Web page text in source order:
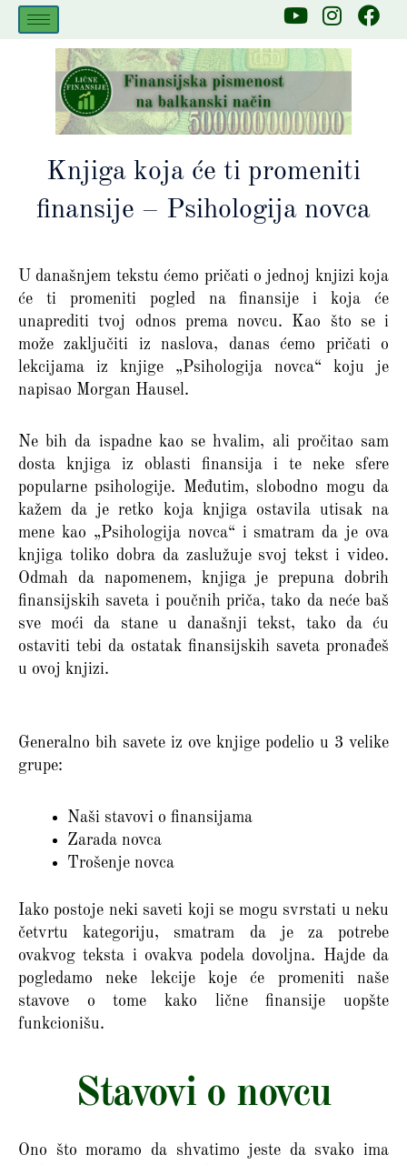
Skip
Y
u
b
I
s
g
a
F
Knjiga koja će ti promeniti
finansije – Psihologija novca
U današnjem tekstu ćemo pričati o jednoj knjizi koja
će ti promeniti pogled na finansije i koja će
unaprediti tvoj odnos prema novcu. Kao što se i
može zaključiti iz naslova, danas ćemo pričati o
lekcijama iz knjige „Psihologija novca“ koju je
napisao Morgan Hausel.
Ne bih da ispadne kao se hvalim, ali pročitao sam
dosta knjiga iz oblasti finansija i te neke sfere
popularne psihologije. Međutim, slobodno mogu da
kažem da je retko koja knjiga ostavila utisak na
mene kao „Psihologija novca“ i smatram da je ova
knjiga toliko dobra da zaslužuje svoj tekst i video.
Odmah da napomenem, knjiga je prepuna dobrih
finansijskih saveta i poučnih priča, tako da neće baš
sve moći da stane u današnji tekst, tako da ću
ostaviti tebi da ostatak finansijskih saveta pronađeš
u ovoj knjizi.
Generalno bih savete iz ove knjige podelio u 3 velike
grupe:
Naši stavovi o finansijama
Zarada novca
Trošenje novca
Iako postoje neki saveti koji se mogu svrstati u neku
četvrtu kategoriju, smatram da je za potrebe
ovakvog teksta i ovakva podela dovoljna. Hajde da
pogledamo neke lekcije koje će promeniti naše
stavove o tome kako lične finansije uopšte
funkcionišu.
Stavovi o novcu
Ono što moramo da shvatimo jeste da svako ima